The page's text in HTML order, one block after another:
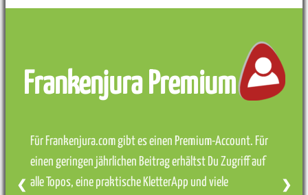
Frankenjura Premium
Für Frankenjura.com gibt es einen Premium-Account. Für
einen geringen jährlichen Beitrag erhältst Du Zugriff auf
alle Topos, eine praktische KletterApp und viele
❮ ❯